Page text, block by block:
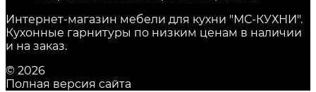
Интернет-магазин мебели для кухни "МС-КУХНИ".
Кухонные гарнитуры по низким ценам в наличии
и на заказ.
© 2026
Полная версия сайта